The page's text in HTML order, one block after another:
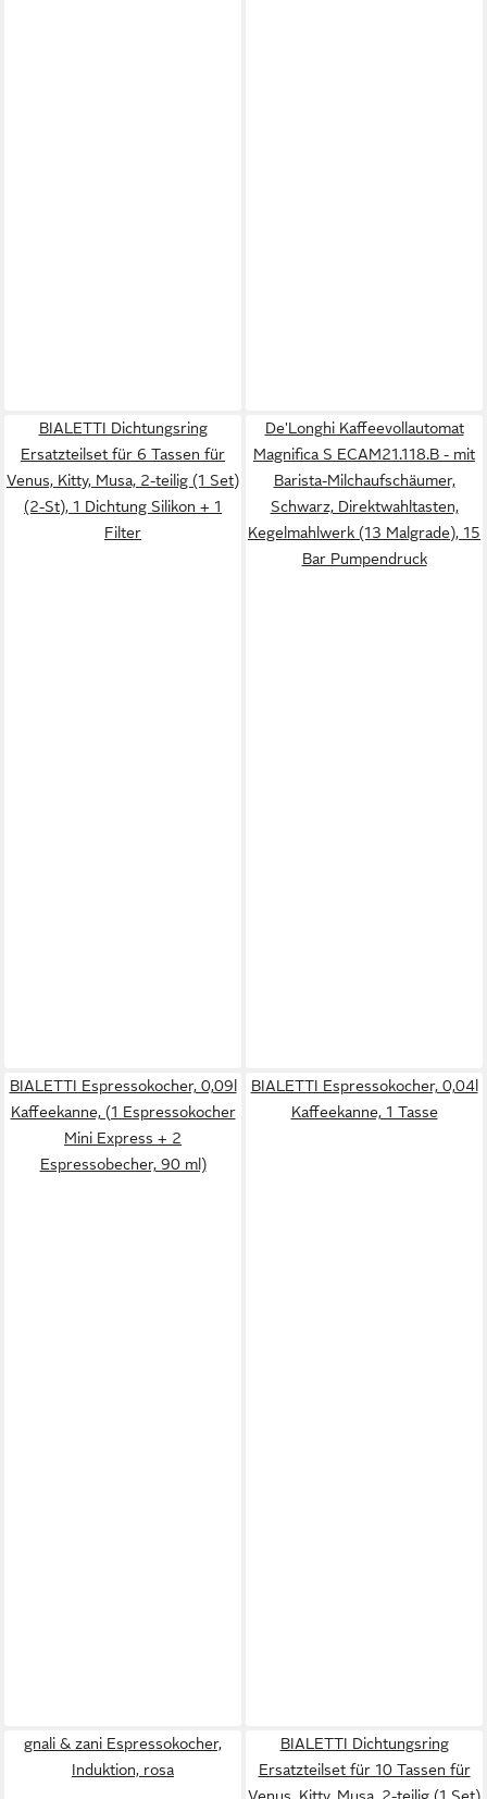
BIALETTI Dichtungsring
Ersatzteilset für 6 Tassen für
Venus, Kitty, Musa, 2-teilig (1 Set)
(2-St), 1 Dichtung Silikon + 1
Filter
De'Longhi Kaffeevollautomat
Magnifica S ECAM21.118.B - mit
Barista-Milchaufschäumer,
Schwarz, Direktwahltasten,
Kegelmahlwerk (13 Malgrade), 15
Bar Pumpendruck
BIALETTI Espressokocher, 0,09l
Kaffeekanne, (1 Espressokocher
Mini Express + 2
Espressobecher, 90 ml)
BIALETTI Espressokocher, 0,04l
Kaffeekanne, 1 Tasse
gnali & zani Espressokocher,
Induktion, rosa
BIALETTI Dichtungsring
Ersatzteilset für 10 Tassen für